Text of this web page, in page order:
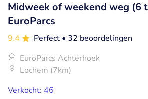
Midweek of weekend weg (6
EuroParcs
9.4 Perfect • 32 beoordelingen
EuroParcs Achterhoek
Lochem (7km)
Verkocht: 46